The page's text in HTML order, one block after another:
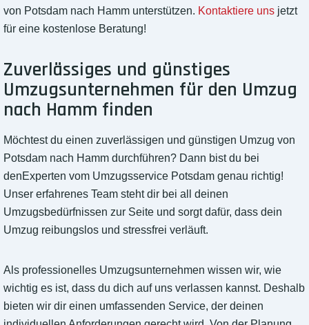
von Potsdam nach Hamm unterstützen. Kontaktiere uns jetzt
für eine kostenlose Beratung!
Zuverlässiges und günstiges
Umzugsunternehmen für den Umzug
nach Hamm finden
Möchtest du einen zuverlässigen und günstigen Umzug von
Potsdam nach Hamm durchführen? Dann bist du bei
denExperten vom Umzugsservice Potsdam genau richtig!
Unser erfahrenes Team steht dir bei all deinen
Umzugsbedürfnissen zur Seite und sorgt dafür, dass dein
Umzug reibungslos und stressfrei verläuft.
Als professionelles Umzugsunternehmen wissen wir, wie
wichtig es ist, dass du dich auf uns verlassen kannst. Deshalb
bieten wir dir einen umfassenden Service, der deinen